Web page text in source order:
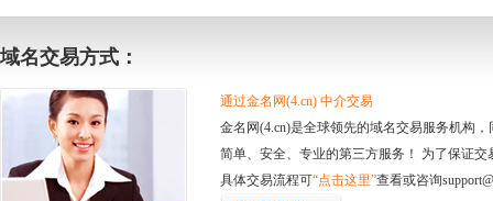
域名交易方式：
通过金名网(4.cn) 中介交易
金名网(4.cn)是全球领先的域名交易服务机构
简单、安全、专业的第三方服务！ 为了保证
具体交易流程可“点击这里”查看或咨询